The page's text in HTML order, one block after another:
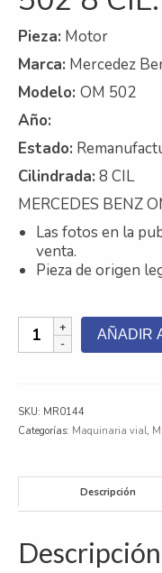
Mecanizado
Motores
Turbos
Contacto
Pieza: Motor
Marca: Mercedez
Modelo: OM 502
Año:
Estado:
Cilindrada: 8 CIL
MERCEDES BENZ
Las fotos en la
venta.
Pieza de origen
MERCEDES
BENZ
CIL.
LA-
cantidad
AÑADIR
SKU: MR0144
Categorías: Maquinaria vial,
Descripción
Descripción